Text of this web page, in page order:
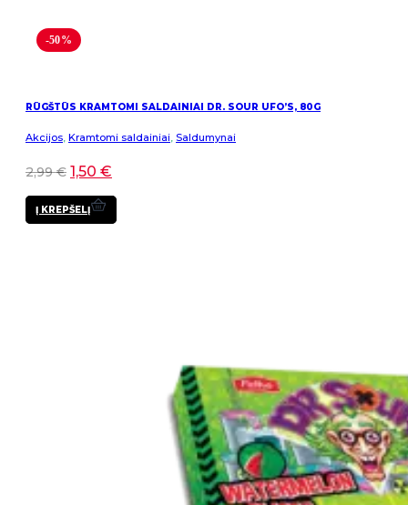
-50%
RŪGŠTŪS KRAMTOMI SALDAINIAI DR. SOUR UFO’S, 80G
Akcijos, Kramtomi saldainiai, Saldumynai
2,99€ 1,50 €
Į KREPŠELĮ